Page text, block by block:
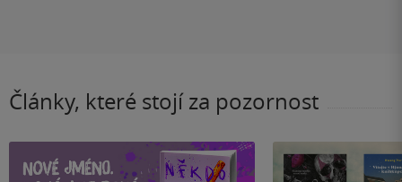
Články, které stojí za pozornost